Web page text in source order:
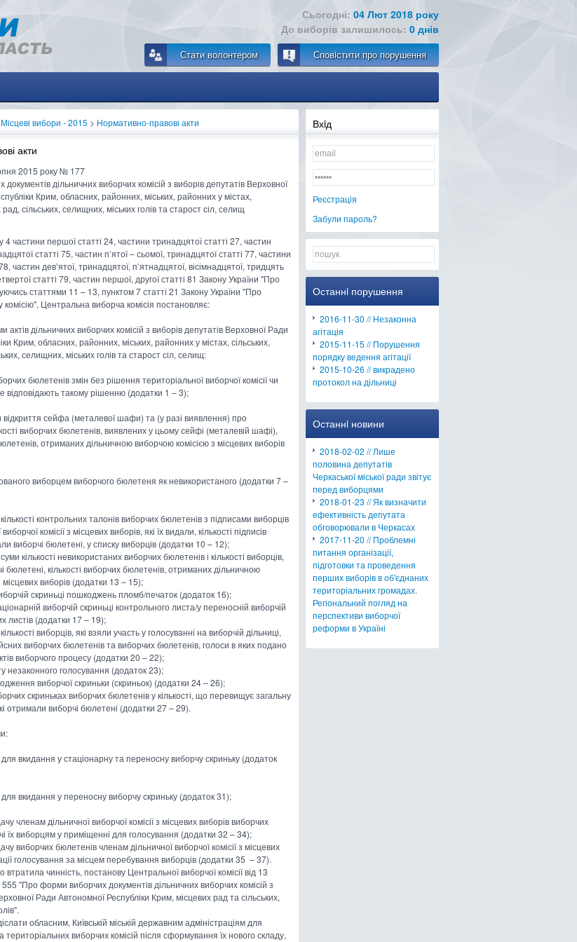
Сьогодні: 04 Лют 2018 року
До виборів залишилось: 0 днів
Сповiстити про порушення
Стати волонтером
Місцеві вибори - 2015 > Нормативно-правові акти
акти
2015 року № 177
дільничних виборчих комісій з виборів депутатів Верховної
Крим, обласних, районних, міських, районних у містах,
сільських, селищних, міських голів та старост сіл, селищ
4 частини першої статті 24, частини тринадцятої статті 27, частин
статті 75, частин п’ятої – сьомої, тринадцятої статті 77, частини
частин дев’ятої, тринадцятої, п’ятнадцятої, вісімнадцятої, тридцять
статті 79, частин першої, другої статті 81 Закону України "Про
статтями 11 – 13, пунктом 7 статті 21 Закону України "Про
Центральна виборча комісія постановляє:
дільничних виборчих комісій з виборів депутатів Верховної Ради
Крим, обласних, районних, міських, районних у містах, сільських,
селищних, міських голів та старост сіл, селищ:
бюлетенів змін без рішення територіальної виборчої комісії чи
відповідають такому рішенню (додатки 1 – 3);
відкриття сейфа (металевої шафи) та (у разі виявлення) про
виборчих бюлетенів, виявлених у цьому сейфі (металевій шафі),
отриманих дільничною виборчою комісією з місцевих виборів
виборцем виборчого бюлетеня як невикористаного (додатки 7 –
контрольних талонів виборчих бюлетенів з підписами виборців
комісії з місцевих виборів, які їх видали, кількості підписів
виборчі бюлетені, у списку виборців (додатки 10 – 12);
кількості невикористаних виборчих бюлетенів і кількості виборців,
бюлетені, кількості виборчих бюлетенів, отриманих дільничною
виборів (додатки 13 – 15);
скриньці пошкоджень пломб/печаток (додаток 16);
виборчій скриньці контрольного листа/у переносній виборчій
листів (додатки 17 – 19);
виборців, які взяли участь у голосуванні на виборчій дільниці,
виборчих бюлетенів та виборчих бюлетенів, голоси в яких подано
виборчого процесу (додатки 20 – 22);
незаконного голосування (додаток 23);
виборчої скриньки (скриньок) (додатки 24 – 26);
скриньках виборчих бюлетенів у кількості, що перевищує загальну
отримали виборчі бюлетені (додатки 27 – 29).
вкидання у стаціонарну та переносну виборчу скриньку (додаток
вкидання у переносну виборчу скриньку (додаток 31);
членам дільничної виборчої комісії з місцевих виборів виборчих
їх виборцям у приміщенні для голосування (додатки 32 – 34);
виборчих бюлетенів членам дільничної виборчої комісії з місцевих
голосування за місцем перебування виборців (додатки 35 – 37).
чинність, постанову Центральної виборчої комісії від 13
"Про форми виборчих документів дільничних виборчих комісій з
Ради Автономної Республіки Крим, місцевих рад та сільських,
обласним, Київській міській державним адміністраціям для
виборчих комісій після сформування їх нового складу,
Вхiд
Реєстрацiя
Забули пароль?
Останнi порушення
2016-11-30 // Незаконна
агітація
2015-11-15 // Порушення
порядку ведення агітації
2015-10-26 // викрадено
протокол на дільниці
Останнi новини
2018-02-02 // Лише
половина депутатів
Черкаської міської ради звітує
перед виборцями
2018-01-23 // Як визначити
ефективність депутата
обговорювали в Черкасах
2017-11-20 // Проблемні
питання організації,
підготовки та проведення
перших виборів в об'єднаних
територіальних громадах.
Регіональний погляд на
перспективи виборчої
реформи в Україні